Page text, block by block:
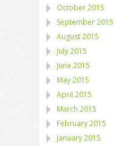
October 2015
September 2015
August 2015
July 2015
June 2015
May 2015
April 2015
March 2015
February 2015
January 2015